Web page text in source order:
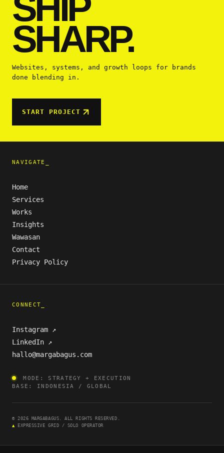
SHARP.
Websites, systems, and growth loops for brands
done blending in.
START PROJECT
NAVIGATE_
Home
Services
Works
Insights
Wawasan
Contact
Privacy Policy
CONNECT_
Instagram ↗
LinkedIn ↗
hallo@margabagus.com
MODE: STRATEGY + EXECUTION
BASE: INDONESIA / GLOBAL
© 2026 MARGABAGUS. ALL RIGHTS RESERVED.
▲ EXPRESSIVE GRID / SOLO OPERATOR